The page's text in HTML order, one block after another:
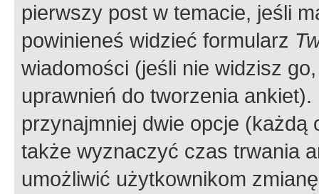
pierwszy post w temacie, jeśli
powinieneś widzieć formularz
wiadomości (jeśli nie widzisz
uprawnień do tworzenia
przynajmniej dwie opcje
także wyznaczyć czas trwania
umożliwić użytkownikom